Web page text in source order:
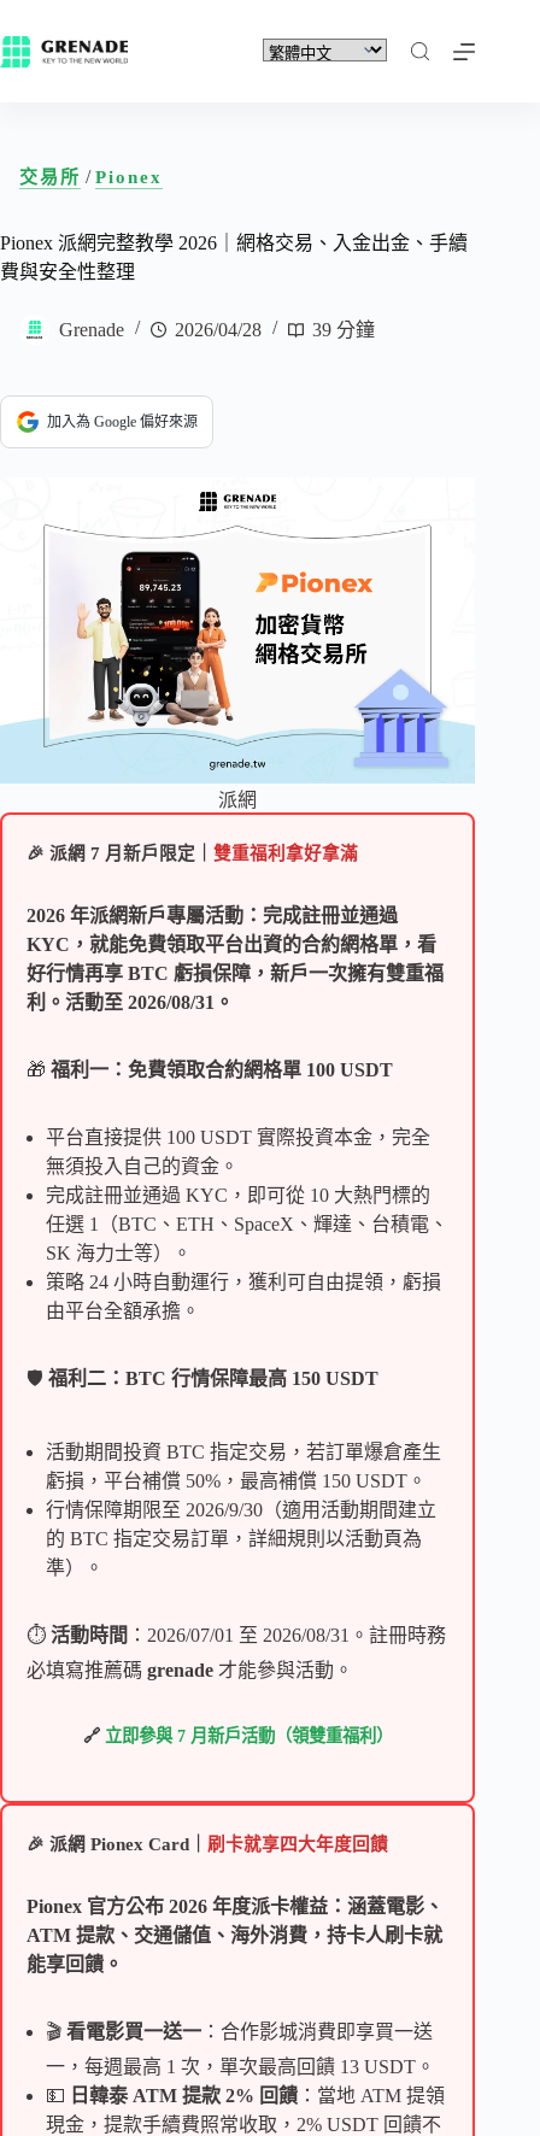
交易所 /Pionex
Pionex 派網完整教學 2026｜網格交易、入金出金、手續
費與安全性整理
Grenade 2026/04/28 39 分鐘
加入為 Google 偏好來源
派網
🎉 派網 7 月新戶限定｜ 雙重福利拿好拿滿
2026 年派網新戶專屬活動：完成註冊並通過
KYC，就能免費領取平台出資的合約網格單，看
好行情再享 BTC 虧損保障，新戶一次擁有雙重福
利。活動至 2026/08/31。
🎁 福利一：免費領取合約網格單 100 USDT
平台直接提供 100 USDT 實際投資本金，完全
無須投入自己的資金。
完成註冊並通過 KYC，即可從 10 大熱門標的
任選 1（BTC、ETH、SpaceX、輝達、台積電、
SK 海力士等）。
策略 24 小時自動運行，獲利可自由提領，虧損
由平台全額承擔。
🛡️ 福利二：BTC 行情保障最高 150 USDT
活動期間投資 BTC 指定交易，若訂單爆倉產生
虧損，平台補償 50%，最高補償 150 USDT。
行情保障期限至 2026/9/30（適用活動期間建立
的 BTC 指定交易訂單，詳細規則以活動頁為
準）。
⏱ 活動時間 ：2026/07/01 至 2026/08/31。註冊時務
必填寫推薦碼 grenade 才能參與活動。
🔗 立即參與 7 月新戶活動（領雙重福利）
🎉 派網 Pionex Card｜ 刷卡就享四大年度回饋
Pionex 官方公布 2026 年度派卡權益：涵蓋電影、
ATM 提款、交通儲值、海外消費，持卡人刷卡就
能享回饋。
🎬 看電影買一送一 ：合作影城消費即享買一送
一，每週最高 1 次，單次最高回饋 13 USDT。
💵 日韓泰 ATM 提款 2% 回饋 ：當地 ATM 提領
現金，提款手續費照常收取，2% USDT 回饋不